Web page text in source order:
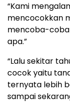
“Kami
mencocokkan
mencoba-coba
apa.”
“Lalu sekitar
cocok yaitu
ternyata lebih
sampai